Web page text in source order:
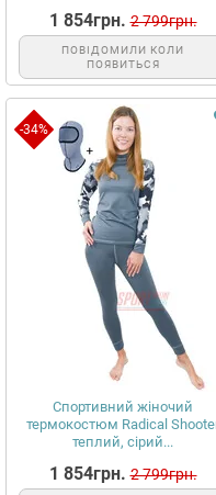
1 854грн. 2 799грн.
ПОВІДОМИЛИ КОЛИ
ПОЯВИТЬСЯ
-34%
Спортивний жіночий
термокостюм Radical
теплий, сірий...
1 854грн. 2 799грн.